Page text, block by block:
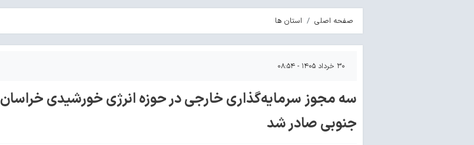
صفحه اصلی استان ها
۳۰ خرداد ۱۴۰۵ - ۰۸:۵۴
سه مجوز سرمایه‌گذاری خارجی در حوزه انرژی خورشیدی خراسان
جنوبی صادر شد